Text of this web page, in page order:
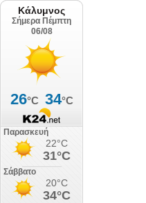
Κάλυμνος
Σήμερα Πέμπτη
06/08
26°C 34°C
Παρασκευή
22°C
31°C
Σάββατο
20°C
34°C